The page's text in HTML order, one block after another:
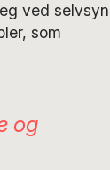
ved selvsyn
som
og